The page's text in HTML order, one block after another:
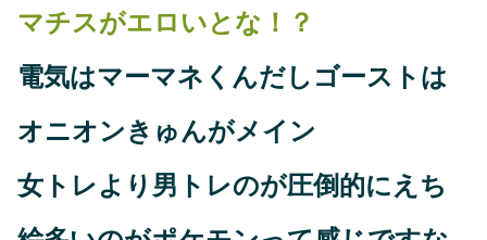
マチスがエロいとな！？
電気はマーマネくんだしゴーストは
オニオンきゅんがメイン
女トレより男トレのが圧倒的にえち